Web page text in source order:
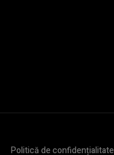
Politică de confidențialitate